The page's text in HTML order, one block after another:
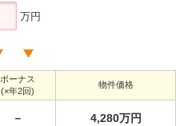
万円
ボーナス
(×年2回)
物件価格
－ 4,280万円